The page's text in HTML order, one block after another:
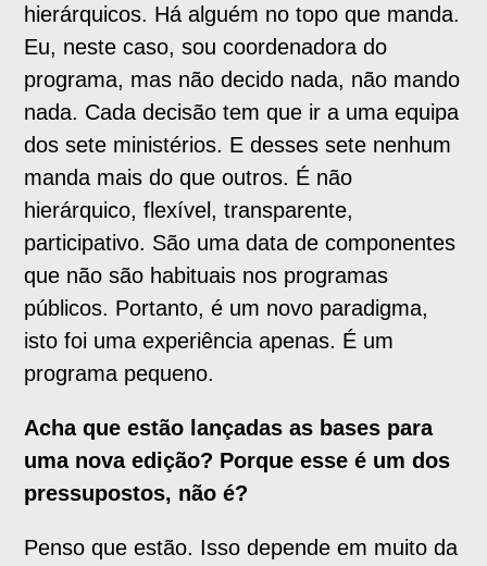
hierárquicos. Há alguém no topo que manda.
Eu, neste caso, sou coordenadora do
programa, mas não decido nada, não mando
nada. Cada decisão tem que ir a uma equipa
dos sete ministérios. E desses sete nenhum
manda mais do que outros. É não
hierárquico, flexível, transparente,
participativo. São uma data de componentes
que não são habituais nos programas
públicos. Portanto, é um novo paradigma,
isto foi uma experiência apenas. É um
programa pequeno.
Acha que estão lançadas as bases para
uma nova edição? Porque esse é um dos
pressupostos, não é?
Penso que estão. Isso depende em muito da